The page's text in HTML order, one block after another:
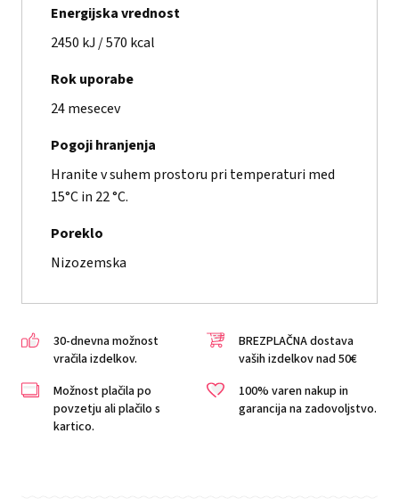
Energijska vrednost
2450 kJ / 570 kcal
Rok uporabe
24 mesecev
Pogoji hranjenja
Hranite v suhem prostoru pri temperaturi med
15°C in 22 °C.
Poreklo
Nizozemska
30-dnevna možnost
vračila izdelkov.
BREZPLAČNA dostava
vaših izdelkov nad 50€
Možnost plačila po
povzetju ali plačilo s
kartico.
100% varen nakup in
garancija na zadovoljstvo.